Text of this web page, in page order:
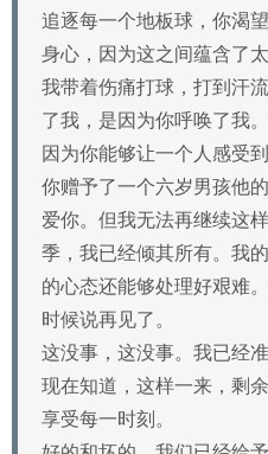
追逐每一个地板球，你渴
身心，因为这之间蕴含了太
我带着伤痛打球，打到汗
了我，是因为你呼唤了我
因为你能够让一个人感受
你赠予了一个六岁男孩他
爱你。但我无法再继续这
季，我已经倾其所有。我
的心态还能够处理好艰难
时候说再见了。
这没事，这没事。我已经
现在知道，这样一来，剩
享受每一时刻。